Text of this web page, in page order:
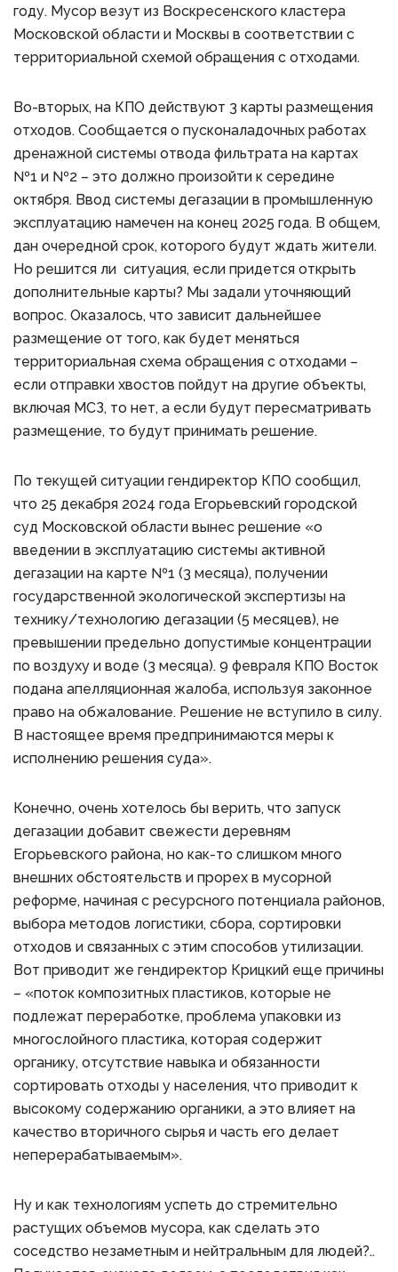
году. Мусор везут из Воскресенского кластера
Московской области и Москвы в соответствии с
территориальной схемой обращения с отходами.
Во-вторых, на КПО действуют 3 карты размещения
отходов. Сообщается о пусконаладочных работах
дренажной системы отвода фильтрата на картах
№1 и №2 – это должно произойти к середине
октября. Ввод системы дегазации в промышленную
эксплуатацию намечен на конец 2025 года. В общем,
дан очередной срок, которого будут ждать жители.
Но решится ли ситуация, если придется открыть
дополнительные карты? Мы задали уточняющий
вопрос. Оказалось, что зависит дальнейшее
размещение от того, как будет меняться
территориальная схема обращения с отходами –
если отправки хвостов пойдут на другие объекты,
включая МСЗ, то нет, а если будут пересматривать
размещение, то будут принимать решение.
По текущей ситуации гендиректор КПО сообщил,
что 25 декабря 2024 года Егорьевский городской
суд Московской области вынес решение «о
введении в эксплуатацию системы активной
дегазации на карте №1 (3 месяца), получении
государственной экологической экспертизы на
технику/технологию дегазации (5 месяцев), не
превышении предельно допустимые концентрации
по воздуху и воде (3 месяца). 9 февраля КПО Восток
подана апелляционная жалоба, используя законное
право на обжалование. Решение не вступило в силу.
В настоящее время предпринимаются меры к
исполнению решения суда».
Конечно, очень хотелось бы верить, что запуск
дегазации добавит свежести деревням
Егорьевского района, но как-то слишком много
внешних обстоятельств и прорех в мусорной
реформе, начиная с ресурсного потенциала районов,
выбора методов логистики, сбора, сортировки
отходов и связанных с этим способов утилизации.
Вот приводит же гендиректор Крицкий еще причины
– «поток композитных пластиков, которые не
подлежат переработке, проблема упаковки из
многослойного пластика, которая содержит
органику, отсутствие навыка и обязанности
сортировать отходы у населения, что приводит к
высокому содержанию органики, а это влияет на
качество вторичного сырья и часть его делает
неперерабатываемым».
Ну и как технологиям успеть до стремительно
растущих объемов мусора, как сделать это
соседство незаметным и нейтральным для людей?..